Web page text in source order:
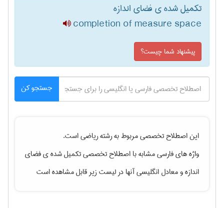
تکمیل شده ی فضای اندازه
completion of measure space
پیشنهاد شما چیست؟
جستجو کن
این اصطلاح تخصصی مربوط به رشتهرياضیاست.
واژه های فارسی مشابه با اصطلاح تخصصیتکمیل شده ی فضای
اندازهو معادل انگلیسی آنها در لیست زیر قابل مشاهده است